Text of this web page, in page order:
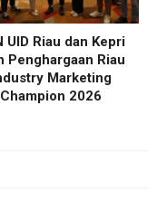
UID Riau dan Kepri
Penghargaan Riau
Marketing
Champion 2026